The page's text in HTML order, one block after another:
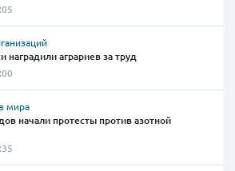
аграриев за труд
мира
начали протесты против азотной